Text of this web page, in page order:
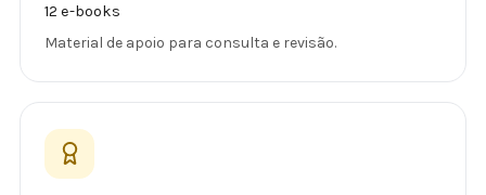
12 e-books
Material de apoio para consulta e revisão.